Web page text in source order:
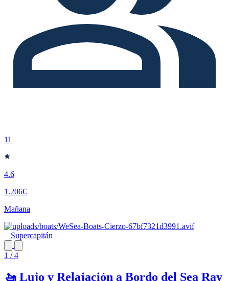
11
4.6
1.206€
Mañana
Supercapitán
1 / 4
🚤 Lujo y Relajación a Bordo del Sea Ray